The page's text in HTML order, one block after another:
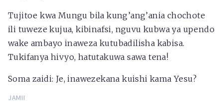
Tujitoe kwa Mungu bila kung’ang’ania chochote
ili tuweze kujua, kibinafsi, nguvu kubwa ya upendo
wake ambayo inaweza kutubadilisha kabisa.
Tukifanya hivyo, hatutakuwa sawa tena!
Soma zaidi: Je, inawezekana kuishi kama Yesu?
JAMII